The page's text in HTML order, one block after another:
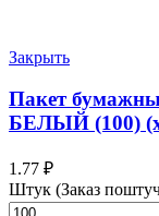
Закрыть
Пакет
БЕЛЫЙ (100)
1.77 ₽
Штук (Заказ